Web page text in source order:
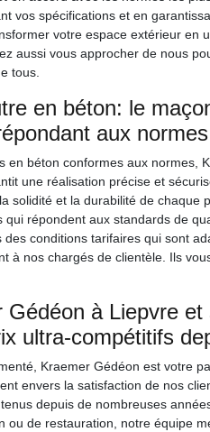
vos spécifications et en
votre espace extérieur en
aussi vous approcher de nous
tous.
en béton: le
aux normes
en béton conformes aux normes,
une réalisation précise et
solidité et la durabilité de chaque
qui répondent aux standards de
conditions tarifaires qui sont
à nos chargés de clientèle. Ils
Gédéon à Liepvre
ultra-compétitifs
Kraemer Gédéon est votre
envers la satisfaction de nos
depuis de nombreuses
ou de restauration, notre équipe